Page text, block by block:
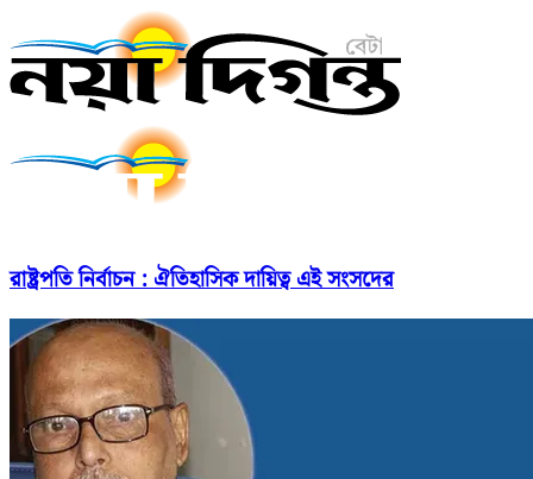
রাষ্ট্রপতি নির্বাচন : ঐতিহাসিক দায়িত্ব এই সংসদের